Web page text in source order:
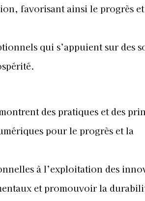
favorisant ainsi le progrès
qui s’appuient sur des
des pratiques et des
pour le progrès et la
à l’exploitation des
et promouvoir la